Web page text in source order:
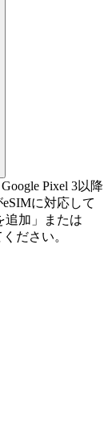
Pixel 3以降
に対応して
追加」または
ださい。